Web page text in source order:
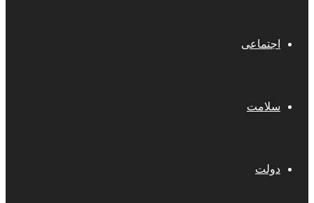
اجتماعی
سلامت
دولت